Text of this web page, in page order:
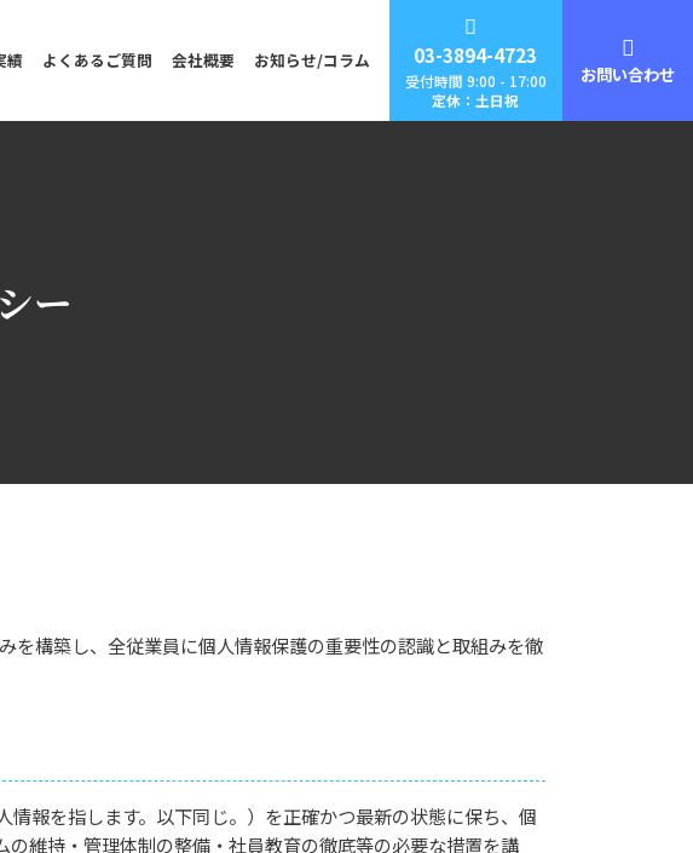
績 よくあるご質問 会社概要 お知らせ/コラム 03-3894-4723
受付時間 9:00 - 17:00
定休：土日祝
お問い合わせ
ー
を構築し、全従業員に個人情報保護の重要性の認識と取組みを徹
報を指します。以下同じ。）を正確かつ最新の状態に保ち、個
維持・管理体制の整備・社員教育の徹底等の必要な措置を講